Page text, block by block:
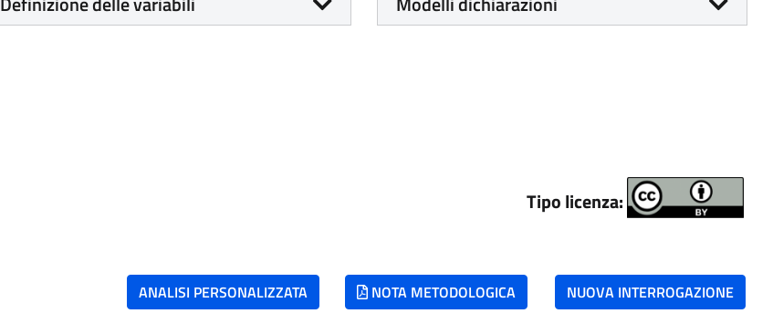
Tipo licenza:
NOTA METODOLOGICA
NUOVA INTERROGAZIONE